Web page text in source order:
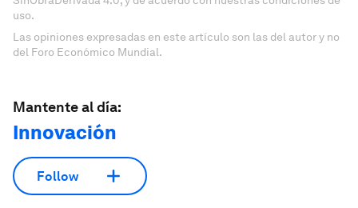
uso.
Las opiniones expresadas en este artículo son las del autor y no
del Foro Económico Mundial.
Mantente al día:
Innovación
Follow